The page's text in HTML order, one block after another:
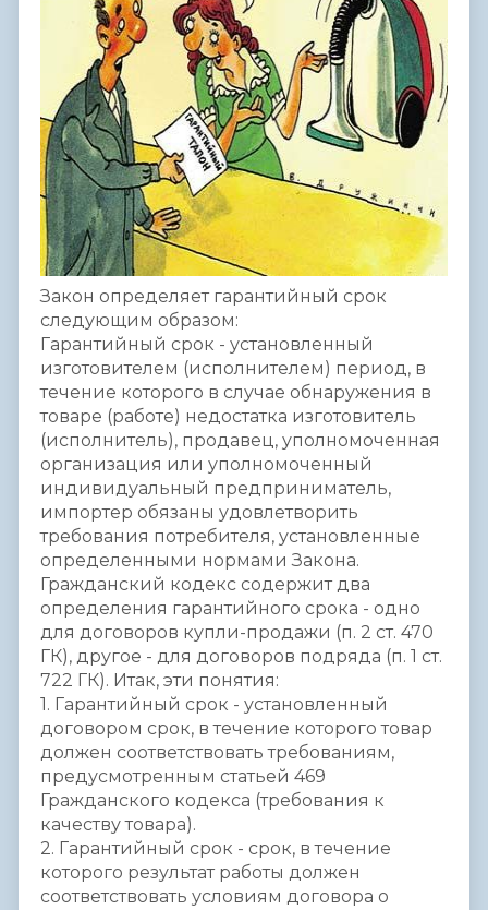
Закон определяет гарантийный срок
следующим образом:
Гарантийный срок - установленный
изготовителем (исполнителем) период, в
течение которого в случае обнаружения в
товаре (работе) недостатка изготовитель
(исполнитель), продавец, уполномоченная
организация или уполномоченный
индивидуальный предприниматель,
импортер обязаны удовлетворить
требования потребителя, установленные
определенными нормами Закона.
Гражданский кодекс содержит два
определения гарантийного срока - одно
для договоров купли-продажи (п. 2 ст. 470
ГК), другое - для договоров подряда (п. 1 ст.
722 ГК). Итак, эти понятия:
1. Гарантийный срок - установленный
договором срок, в течение которого товар
должен соответствовать требованиям,
предусмотренным статьей 469
Гражданского кодекса (требования к
качеству товара).
2. Гарантийный срок - срок, в течение
которого результат работы должен
соответствовать условиям договора о